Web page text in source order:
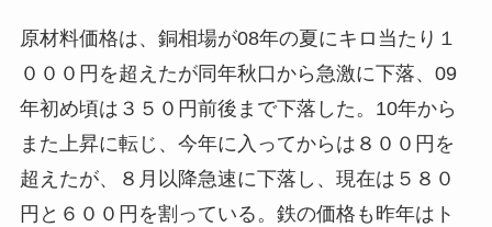
原材料価格は、銅相場が08年の夏にキロ当たり１
０００円を超えたが同年秋口から急激に下落、09
年初め頃は３５０円前後まで下落した。10年から
また上昇に転じ、今年に入ってからは８００円を
超えたが、８月以降急速に下落し、現在は５８０
円と６００円を割っている。鉄の価格も昨年はト